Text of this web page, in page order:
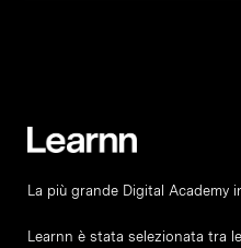
La più grande Digital Academy
Learnn è stata selezionata tra